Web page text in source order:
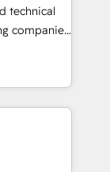
and
since 2017
technical
companies